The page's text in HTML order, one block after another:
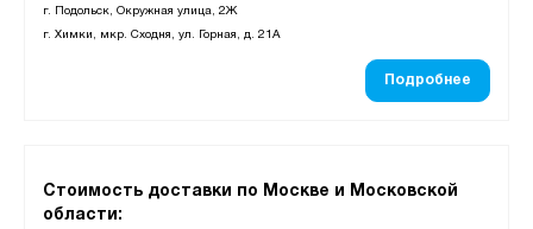
г. Подольск, Окружная улица, 2Ж
г. Химки, мкр. Сходня, ул. Горная, д. 21А
Подробнее
Стоимость доставки по Москве и Московской
области: